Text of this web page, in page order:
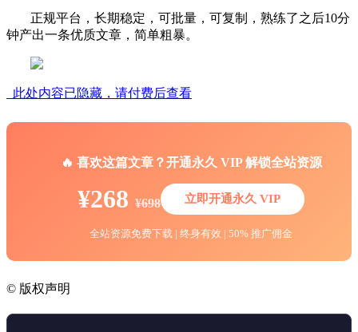
正规平台，长期稳定，可批量，可复制，熟练了之后10分
钟产出一条优质文章，简单粗暴。
此处内容已隐藏，请付费后查看
🔥 喜欢这篇文章？开通永久 VIP 解锁全站资源
¥268 ¥698 立即开通永久 VIP
全站资源免费下载 | 终身有效 | 50% 推广佣金
© 版权声明